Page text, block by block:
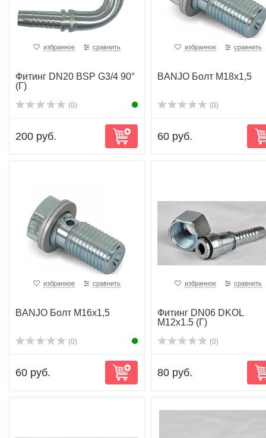
избранное сравнить
Фитинг DN20 BSP G3/4 90°
(Г)
(0)
200 руб.
избранное сравнить
BANJO Болт M18x1,5
(0)
60 руб.
избранное сравнить
BANJO Болт M16x1,5
(0)
60 руб.
избранное сравнить
Фитинг DN06 DKOL
M12x1.5 (Г)
(0)
80 руб.